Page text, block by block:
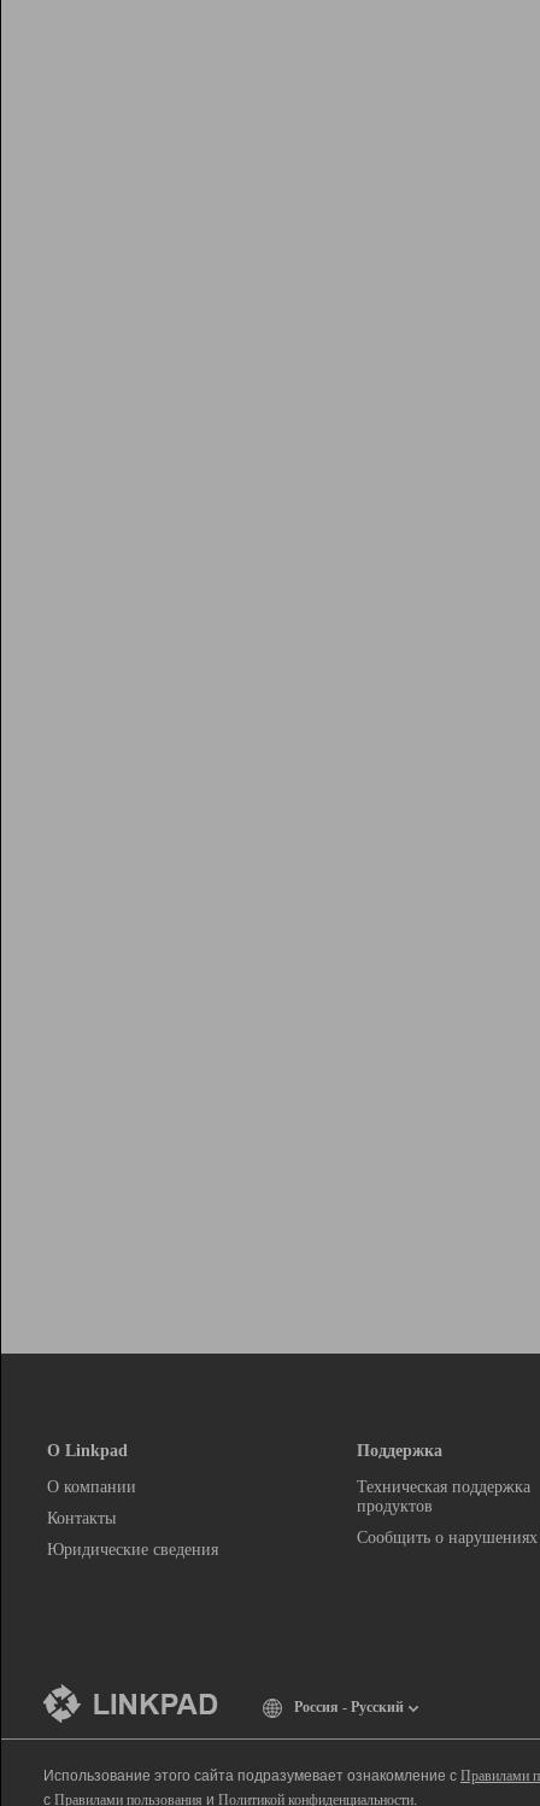
О Linkpad
О компании
Контакты
Юридические сведения
Поддержка
Техническая поддержка
продуктов
Сообщить о нарушениях
Россия - Русский
Использование этого сайта подразумевает ознакомление с Правилами
с Правилами пользования и Политикой конфиденциальности.